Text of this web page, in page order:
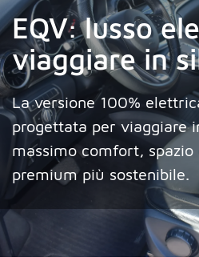
EQV: lusso
viaggiare in
La versione 100%
progettata per viaggiare
massimo comfort, spazio
premium più sostenibile.
posso aiutarti?